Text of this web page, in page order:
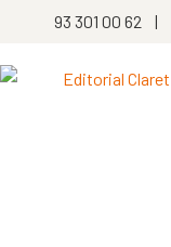
93 301 00 62 |